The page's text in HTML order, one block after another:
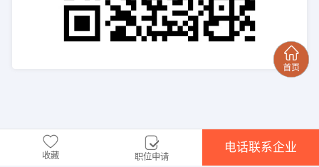
收藏 职位申请
电话联系企业